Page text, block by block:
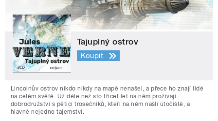
Tajuplný ostrov
Koupit
Lincolnův ostrov nikdo nikdy na mapě nenašel, a přece ho znají lidé
na celém světě. Už déle než sto třicet let na něm prožívají
dobrodružství s pěticí trosečníků, kteří na něm našli útočiště, a
hlavně nejedno tajemství.